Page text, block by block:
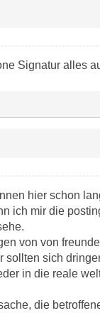
Signatur alles
hier schon
ich mir die
von von
sollten sich
in die reale
die